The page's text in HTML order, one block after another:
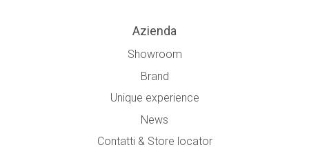
Azienda
Showroom
Brand
Unique experience
News
Contatti & Store locator